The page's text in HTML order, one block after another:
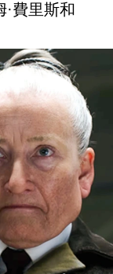
費里斯和